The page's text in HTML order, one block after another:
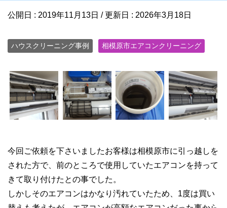
公開日 : 2019年11月13日 / 更新日 : 2026年3月18日
ハウスクリーニング事例 相模原市エアコンクリーニング
今回ご依頼を下さいましたお客様は相模原市に引っ越しを
された方で、前のところで使用していたエアコンを持って
きて取り付けたとの事でした。
しかしそのエアコンはかなり汚れていたため、1度は買い